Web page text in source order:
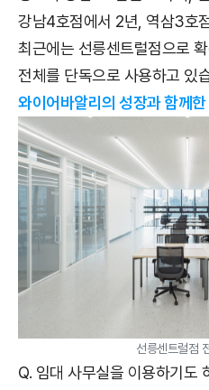
강남4호점에서 2년, 역삼3호
최근에는 선릉센트럴점으로
전체를 단독으로 사용하고 있
와이어바알리의 성장과 함께
선릉센트럴점
Q. 임대 사무실을 이용하기도